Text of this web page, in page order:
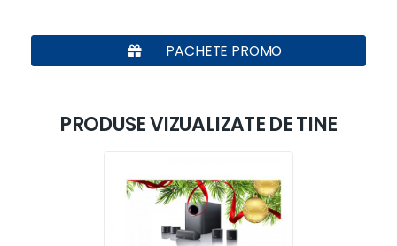
PACHETE PROMO
PRODUSE VIZUALIZATE DE TINE